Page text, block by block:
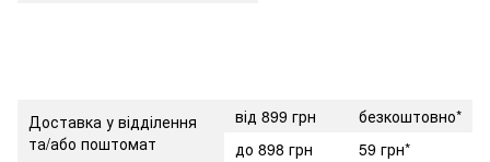
Доставка у відділення
та/або поштомат
від 899 грн
безкоштовно*
до 898 грн
59 грн*